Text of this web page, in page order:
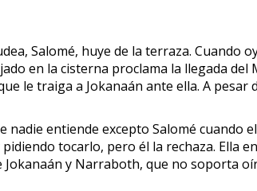
Salomé, huye de la terraza. Cuando
en la cisterna proclama la llegada del
le traiga a Jokanaán ante ella. A pesar
entiende excepto Salomé cuando
tocarlo, pero él la rechaza. Ella
y Narraboth, que no soporta